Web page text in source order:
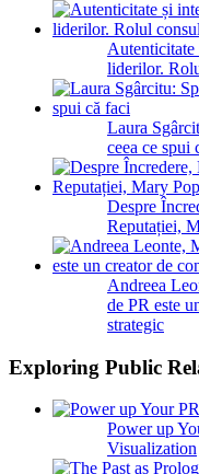
Autenticitate
liderilor.
Laura
ceea ce spui
Despre
Reputației,
Andreea
de PR este
strategic
Exploring Public
Power up
Visualization